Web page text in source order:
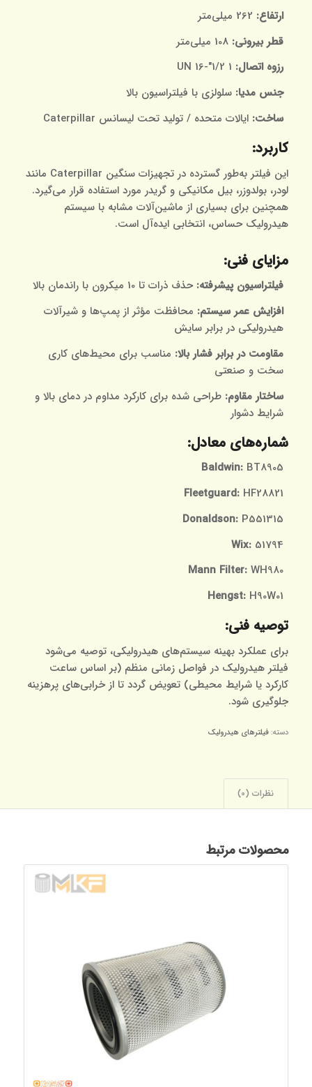
ارتفاع:
قطر بیرونی:
رزوه اتصال:
جنس مدیا: سلولزی با فیلتراسیون بالا
ساخت: ایالات متحده / تولید تحت لیسانس Caterpillar
کاربرد:
این فیلتر به‌طور گسترده در تجهیزات سنگین Caterpillar مانند
لودر، بولدوزر، بیل مکانیکی و گریدر مورد استفاده قرار می‌گیرد.
همچنین برای بسیاری از ماشین‌آلات مشابه با سیستم
هیدرولیک حساس، انتخابی ایده‌آل است.
مزایای فنی:
فیلتراسیون پیشرفته: حذف ذرات تا 10 میکرون با راندمان بالا
افزایش عمر سیستم: محافظت مؤثر از پمپ‌ها و شیرآلات
هیدرولیکی در برابر سایش
مقاومت در برابر فشار بالا: مناسب برای محیط‌های کاری
سخت و صنعتی
ساختار مقاوم: طراحی شده برای کارکرد مداوم در دمای بالا و
شرایط دشوار
شماره‌های معادل:
Baldwin: BT8905
Fleetguard: HF28821
Donaldson: P551315
Wix: 51794
Mann Filter: WH980
Hengst: H90W01
توصیه فنی:
برای عملکرد بهینه سیستم‌های هیدرولیکی، توصیه می‌شود
فیلتر هیدرولیک در فواصل زمانی منظم (بر اساس ساعت
کارکرد یا شرایط محیطی) تعویض گردد تا از خرابی‌های پرهزینه
جلوگیری شود.
دسته: فیلترهای هیدرولیک
نظرات (0)
محصولات مرتبط